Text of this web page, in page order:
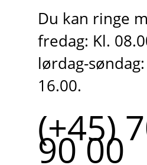
Du kan ringe
fredag: Kl.
lørdag-
16.00.
(+45)
90 00